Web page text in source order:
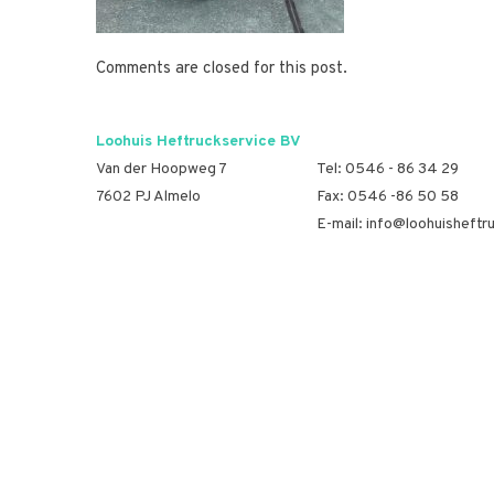
Comments are closed for this post.
Loohuis Heftruckservice BV
Van der Hoopweg 7
7602 PJ Almelo
Tel: 0546 - 86 34 29
Fax: 0546 -86 50 58
E-mail: